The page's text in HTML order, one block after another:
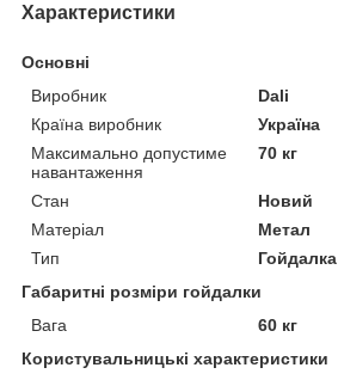
Характеристики
Основні
Виробник
Dali
Країна виробник
Україна
Максимально допустиме
навантаження
70 кг
Стан
Новий
Матеріал
Метал
Тип
Гойдалка
Габаритні розміри гойдалки
Вага
60 кг
Користувальницькі характеристики